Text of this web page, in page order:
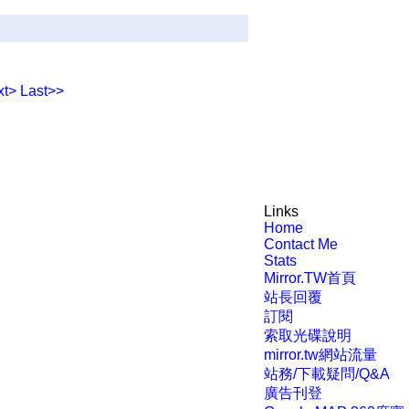
Last>>
Links
Home
Contact Me
Stats
Mirror.TW首頁
站長回覆
訂閱
索取光碟說明
mirror.tw網站流量
站務/下載疑問/Q&A
廣告刊登